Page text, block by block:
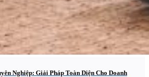
Nghiệp: Giải Pháp Toàn Diện Cho Doanh